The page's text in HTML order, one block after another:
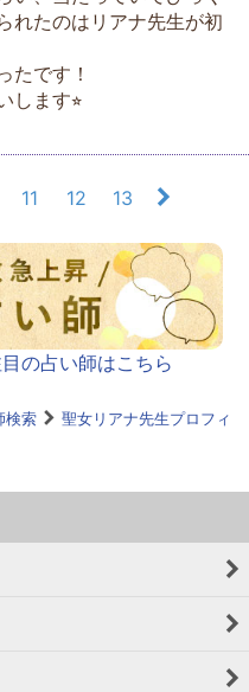
れたのはリアナ先生が初
たです！
します⭐︎
11 12 13
の占い師はこちら
検索
聖女リアナ先生プロフィ